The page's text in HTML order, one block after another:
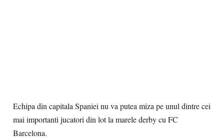
Echipa din capitala Spaniei nu va putea miza pe unul dintre cei
mai importanti jucatori din lot la marele derby cu FC
Barcelona.